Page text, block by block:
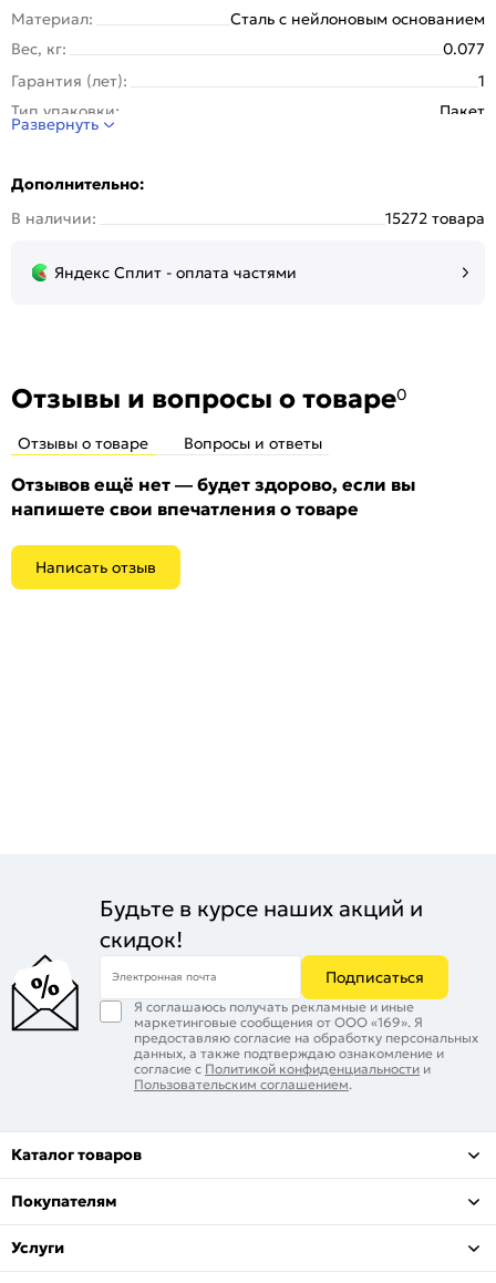
Материал:
Сталь с нейлоновым основанием
Вес, кг:
0.077
Гарантия (лет):
1
Тип упаковки:
Пакет
Количество шт. в упаковке:
1
Развернуть
Дополнительно:
В наличии:
15272 товара
Яндекс Сплит - оплата частями
Отзывы и вопросы о товаре0
Отзывы о товаре Вопросы и ответы
Отзывов ещё нет — будет здорово, если вы
напишете свои впечатления о товаре
Написать отзыв
Будьте в курсе наших акций и
скидок!
Электронная почта Подписаться
Я соглашаюсь получать рекламные и иные
маркетинговые сообщения от ООО «169». Я
предоставляю согласие на обработку персональных
данных, а также подтверждаю ознакомление и
согласие с Политикой конфиденциальности и
Пользовательским соглашением.
Каталог товаров
Покупателям
Услуги